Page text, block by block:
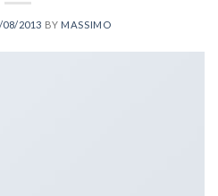
08/2013 BY MASSIMO